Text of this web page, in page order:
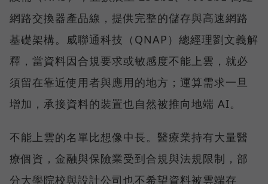
網路交換器產品線，提供完整的儲存與高速網路
基礎架構。威聯通科技（QNAP）總經理劉文義解
釋，當資料因合規要求或敏感度不能上雲，就必
須留在靠近使用者與應用的地方；運算需求一旦
增加，承接資料的裝置也自然被推向地端 AI。
不能上雲的名單比想像中長。醫療業持有大量醫
療個資，金融與保險業受到合規與法規限制，部
分大學院校與設計公司也不希望資料被雲端存